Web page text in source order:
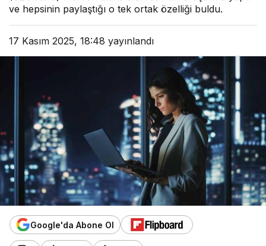
ve hepsinin paylaştığı o tek ortak özelliği buldu.
17 Kasım 2025, 18:48 yayınlandı
Google'da Abone Ol